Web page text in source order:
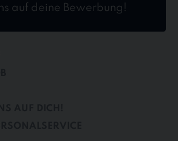
auf deine Bewerbung!